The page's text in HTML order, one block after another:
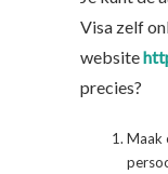
Visa zelf
website
precies?
Maak